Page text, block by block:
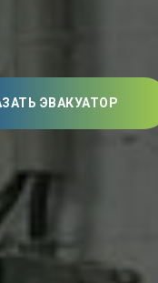
ЭВАКУАТОР